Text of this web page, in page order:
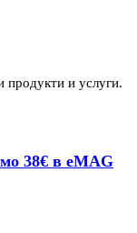
продукти и услуги.
38€ в eMAG